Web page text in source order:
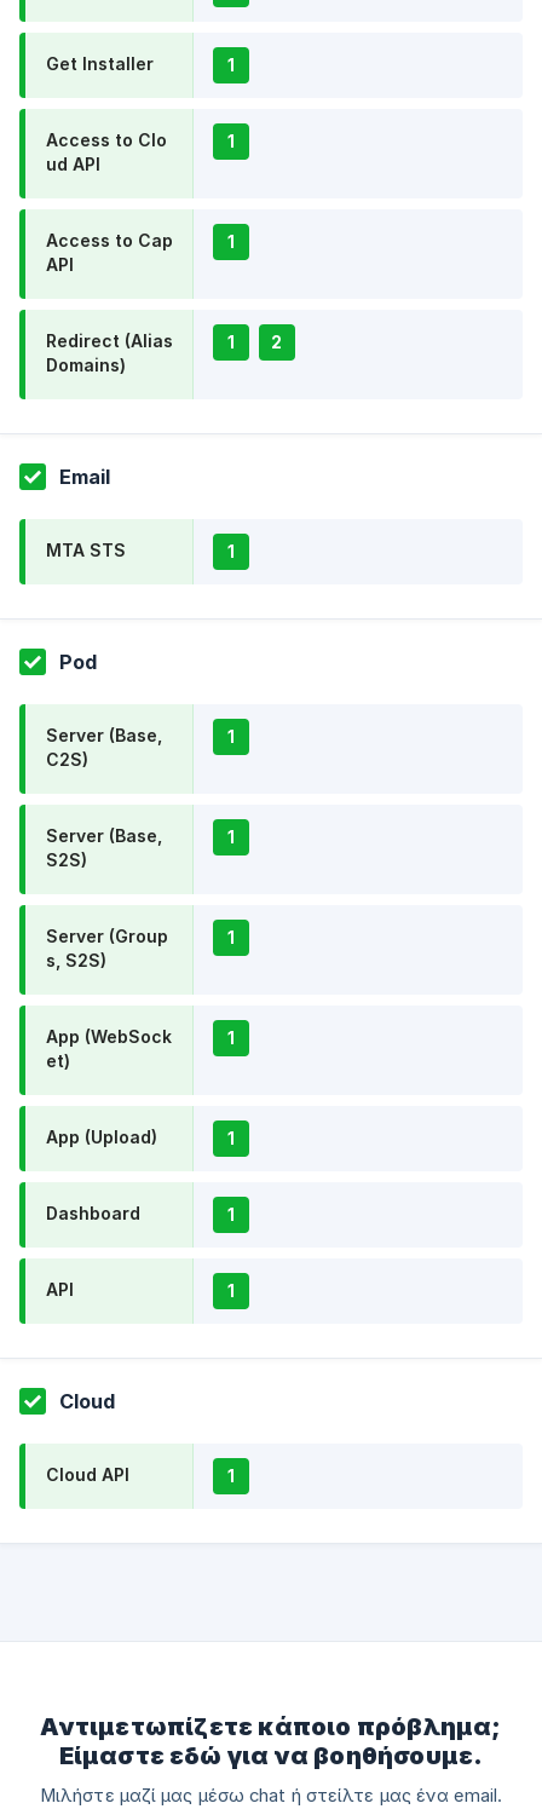
Get Installer 1
Access to Clo
ud API
1
Access to Cap
API
1
Redirect (Alias
Domains)
1 2
Email
MTA STS 1
Pod
Server (Base,
C2S)
1
Server (Base,
S2S)
1
Server (Group
s, S2S)
1
App (WebSock
et)
1
App (Upload) 1
Dashboard 1
API 1
Cloud
Cloud API 1
Αντιμετωπίζετε κάποιο πρόβλημα;
Είμαστε εδώ για να βοηθήσουμε.
Μιλήστε μαζί μας μέσω chat ή στείλτε μας ένα email.